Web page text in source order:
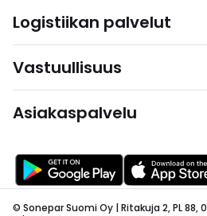
Logistiikan palvelut
Vastuullisuus
Asiakaspalvelu
© Sonepar Suomi Oy | Ritakuja 2, PL 88,